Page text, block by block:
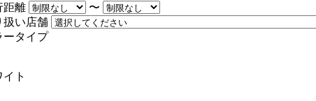
距離
〜
扱い店舗
ータイプ
ト